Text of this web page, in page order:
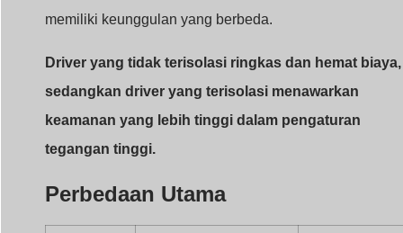
memiliki keunggulan yang berbeda.
Driver yang tidak terisolasi ringkas dan hemat biaya,
sedangkan driver yang terisolasi menawarkan
keamanan yang lebih tinggi dalam pengaturan
tegangan tinggi.
Perbedaan Utama